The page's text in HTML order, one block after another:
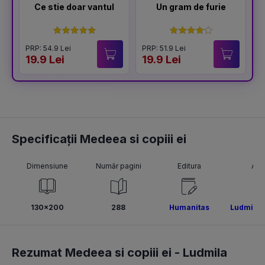
Ce stie doar vantul
PRP: 54.9 Lei
19.9 Lei
Un gram de furie
PRP: 51.9 Lei
19.9 Lei
Specificații Medeea si copiii ei
Dimensiune
130x200
Număr pagini
288
Editura
Humanitas Ludmila
Rezumat Medeea si copiii ei - Ludmila